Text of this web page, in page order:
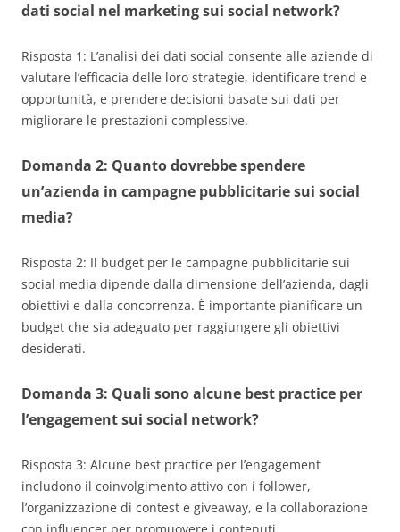
dati social nel marketing sui social network?
Risposta 1: L’analisi dei dati social consente alle aziende di
valutare l’efficacia delle loro strategie, identificare trend e
opportunità, e prendere decisioni basate sui dati per
migliorare le prestazioni complessive.
Domanda 2: Quanto dovrebbe spendere
un’azienda in campagne pubblicitarie sui social
media?
Risposta 2: Il budget per le campagne pubblicitarie sui
social media dipende dalla dimensione dell’azienda, dagli
obiettivi e dalla concorrenza. È importante pianificare un
budget che sia adeguato per raggiungere gli obiettivi
desiderati.
Domanda 3: Quali sono alcune best practice per
l’engagement sui social network?
Risposta 3: Alcune best practice per l’engagement
includono il coinvolgimento attivo con i follower,
l’organizzazione di contest e giveaway, e la collaborazione